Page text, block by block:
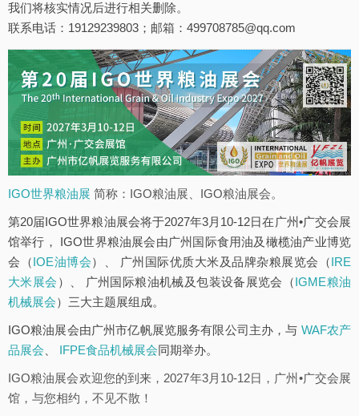
我们将核实情况后进行相关删除。
联系电话：19129239803；邮箱：499708785@qq.com
IGO世界粮油展 简称：IGO粮油展、IGO粮油展会。
第20届IGO世界粮油展会将于2027年3月10-12日在广州•广交会展
馆举行， IGO世界粮油展会由广州国际食用油及橄榄油产业博览
会（IOE油博会）、 广州国际优质大米及品牌杂粮展览会（IRE
大米展会 ）、 广州国际粮油机械及包装设备展览会（IGME粮油
机械展会）三大主题展组成。
IGO粮油展会由广州市亿帆展览服务有限公司主办，与 WAF农产
品展会
IFPE食品机械展会同期举办。
IGO粮油展会欢迎您的到来，2027年3月10-12日，广州•广交会展
馆，与您相约，不见不散！